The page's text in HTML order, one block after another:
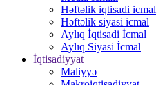
Həftəlik iqtisadi icmal
Həftəlik siyasi icmal
Aylıq İqtisadi İcmal
Aylıq Siyasi İcmal
İqtisadiyyat
Maliyyə